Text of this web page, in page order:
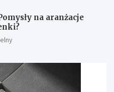
na aranżacje